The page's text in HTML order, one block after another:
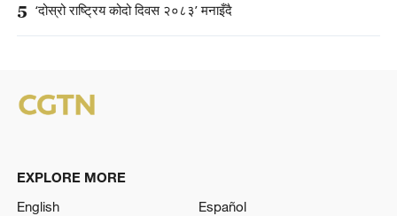
5 ‘दोस्रो राष्ट्रिय कोदो दिवस २०८३’ मनाइँदै
EXPLORE MORE
English
Español